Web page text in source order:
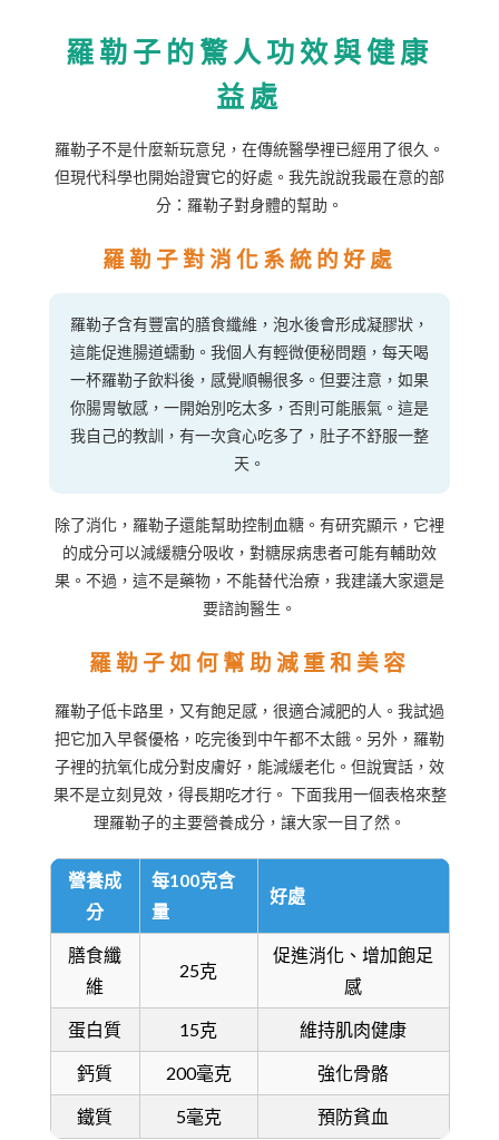
羅勒子的驚人功效與健康
益處
羅勒子不是什麼新玩意兒，在傳統醫學裡已經用了很久。
但現代科學也開始證實它的好處。我先說說我最在意的部
分：羅勒子對身體的幫助。
羅勒子對消化系統的好處
羅勒子含有豐富的膳食纖維，泡水後會形成凝膠狀，
這能促進腸道蠕動。我個人有輕微便秘問題，每天喝
一杯羅勒子飲料後，感覺順暢很多。但要注意，如果
你腸胃敏感，一開始別吃太多，否則可能脹氣。這是
我自己的教訓，有一次貪心吃多了，肚子不舒服一整
天。
除了消化，羅勒子還能幫助控制血糖。有研究顯示，它裡
的成分可以減緩糖分吸收，對糖尿病患者可能有輔助效
果。不過，這不是藥物，不能替代治療，我建議大家還是
要諮詢醫生。
羅勒子如何幫助減重和美容
羅勒子低卡路里，又有飽足感，很適合減肥的人。我試過
把它加入早餐優格，吃完後到中午都不太餓。另外，羅勒
子裡的抗氧化成分對皮膚好，能減緩老化。但說實話，效
果不是立刻見效，得長期吃才行。 下面我用一個表格來整
理羅勒子的主要營養成分，讓大家一目了然。
營養成
分
每100克含
量
好處
膳食纖
維
25克
促進消化、增加飽足
感
蛋白質 15克 維持肌肉健康
鈣質 200毫克 強化骨骼
鐵質 5毫克 預防貧血